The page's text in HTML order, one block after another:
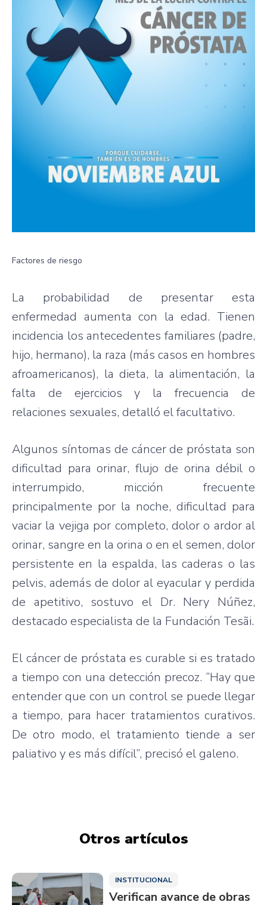
Factores de riesgo
La probabilidad de presentar esta
enfermedad aumenta con la edad. Tienen
incidencia los antecedentes familiares (padre,
hijo, hermano), la raza (más casos en hombres
afroamericanos), la dieta, la alimentación, la
falta de ejercicios y la frecuencia de
relaciones sexuales, detalló el facultativo.
Algunos síntomas de cáncer de próstata son
dificultad para orinar, flujo de orina débil o
interrumpido, micción frecuente
principalmente por la noche, dificultad para
vaciar la vejiga por completo, dolor o ardor al
orinar, sangre en la orina o en el semen, dolor
persistente en la espalda, las caderas o las
pelvis, además de dolor al eyacular y perdida
de apetitivo, sostuvo el Dr. Nery Núñez,
destacado especialista de la Fundación Tesãi.
El cáncer de próstata es curable si es tratado
a tiempo con una detección precoz. “Hay que
entender que con un control se puede llegar
a tiempo, para hacer tratamientos curativos.
De otro modo, el tratamiento tiende a ser
paliativo y es más difícil”, precisó el galeno.
Otros artículos
INSTITUCIONAL
Verifican avance de obras